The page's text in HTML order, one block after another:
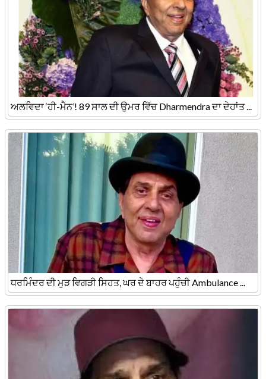
ਅਲਵਿਦਾ ‘ਹੀ-ਮੈਨ’! 89 ਸਾਲ ਦੀ ਉਮਰ ਵਿੱਚ Dharmendra ਦਾ ਦੇਹਾਂਤ ...
ਧਰਮਿੰਦਰ ਦੀ ਮੁੜ ਵਿਗੜੀ ਸਿਹਤ, ਘਰ ਦੇ ਬਾਹਰ ਪਹੁੰਚੀ Ambulance ...